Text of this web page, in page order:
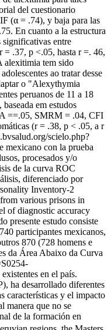
del cuestionario
(α = .74), y baja para las
En cuanto a la estructura
entre
= .37, p <.05, hasta r =. 46,
alexitimia tem sido
ao tratar desse
o "Alexythymia
peruanos de 11 a 18
em estudos
==.05, SMRM = .04, CFI
(r = .38, p < .05, a r
scielo.php?
mexicano con la prueba
procesados y/o
de la curva ROC
diferenciado por
Inventory-2
various prisons in
of diagnostic accuracy
presente estudo consiste
participantes mexicanos,
870 (728 homens e
da Área Abaixo da Curva
en el país.
ha desarrollado diferentes
características y el impacto
manera que no se
de la formación en